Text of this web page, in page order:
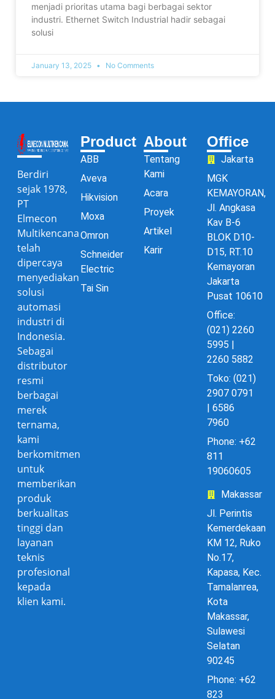
menjadi prioritas utama bagi berbagai sektor
industri. Ethernet Switch Industrial hadir sebagai
solusi
January 13, 2025 No Comments
Berdiri
sejak 1978,
PT
Elmecon
Multikencana
telah
dipercaya
menyediakan
solusi
automasi
industri di
Indonesia.
Sebagai
distributor
resmi
berbagai
merek
ternama,
kami
berkomitmen
untuk
memberikan
produk
berkualitas
tinggi dan
layanan
teknis
profesional
kepada
klien kami.
Product
ABB
Aveva
Hikvision
Moxa
Omron
Schneider
Electric
Tai Sin
About
Tentang
Kami
Acara
Proyek
Artikel
Karir
Office
Jakarta
MGK
KEMAYORAN,
Jl. Angkasa
Kav B-6
BLOK D10-
D15, RT.10
Kemayoran
Jakarta
Pusat 10610
Office:
(021) 2260
5995 |
2260 5882
Toko: (021)
2907 0791
| 6586
7960
Phone: +62
811
19060605
Makassar
Jl. Perintis
Kemerdekaan
KM 12, Ruko
No.17,
Kapasa, Kec.
Tamalanrea,
Kota
Makassar,
Sulawesi
Selatan
90245
Phone: +62
823